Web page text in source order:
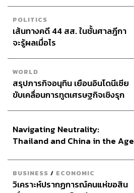
POLITICS
เส้นทางคดี 44 สส. ในชั้นศาลฎีกา
จะรู้ผลเมื่อไร
WORLD
สรุปภารกิจอนุทิน เยือนอินโดนีเซีย
ขับเคลื่อนการทูตเศรษฐกิจเชิงรุก
Navigating Neutrality:
Thailand and China in the Age
BUSINESS / ECONOMIC
วิเคราะห์ปรากฏการณ์คนแห่ขอสิน